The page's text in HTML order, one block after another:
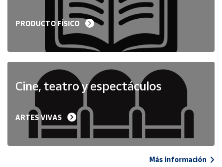
PRODUCTO FÍSICO
Cine, teatro y espectáculos
ARTES VIVAS
Más información